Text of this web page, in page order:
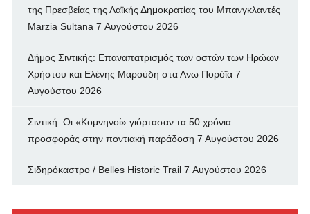
της Πρεσβείας της Λαϊκής Δημοκρατίας του Μπανγκλαντές
Marzia Sultana 7 Αυγούστου 2026
Δήμος Σιντικής: Επαναπατρισμός των oστών των Ηρώων
Χρήστου και Ελένης Μαρούδη στα Ανω Πορόϊα 7
Αυγούστου 2026
Σιντική: Οι «Κομνηνοί» γιόρτασαν τα 50 χρόνια
προσφοράς στην ποντιακή παράδοση 7 Αυγούστου 2026
Σιδηρόκαστρο / Belles Historic Trail 7 Αυγούστου 2026